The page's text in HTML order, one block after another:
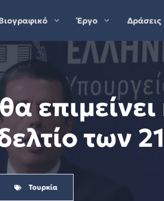
Έργο Δράσεις
των
Τουρκία